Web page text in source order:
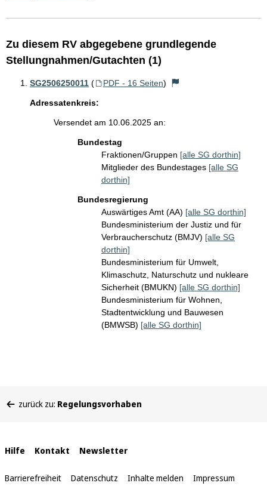
Zu diesem RV abgegebene grundlegende
Stellungnahmen/Gutachten (1)
SG2506250011 ( PDF - 16 Seiten)
Adressatenkreis:
Versendet am 10.06.2025 an:
Bundestag
Fraktionen/Gruppen [alle SG dorthin]
Mitglieder des Bundestages [alle SG
dorthin]
Bundesregierung
Auswärtiges Amt (AA) [alle SG dorthin]
Bundesministerium der Justiz und für
Verbraucherschutz (BMJV) [alle SG
dorthin]
Bundesministerium für Umwelt,
Klimaschutz, Naturschutz und nukleare
Sicherheit (BMUKN) [alle SG dorthin]
Bundesministerium für Wohnen,
Stadtentwicklung und Bauwesen
(BMWSB) [alle SG dorthin]
befinden
zurück zu: Regelungsvorhaben
Interne
Links
Hilfe Kontakt Newsletter
Barrierefreiheit Datenschutz Inhalte melden Impressum